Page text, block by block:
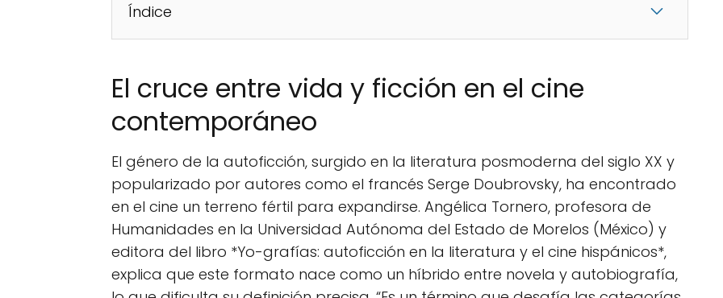
Índice
El cruce entre vida y ficción en el cine
contemporáneo
El género de la autoficción, surgido en la literatura posmoderna del siglo XX y
popularizado por autores como el francés Serge Doubrovsky, ha encontrado
en el cine un terreno fértil para expandirse. Angélica Tornero, profesora de
Humanidades en la Universidad Autónoma del Estado de Morelos (México) y
editora del libro *Yo-grafías: autoficción en la literatura y el cine hispánicos*,
explica que este formato nace como un híbrido entre novela y autobiografía,